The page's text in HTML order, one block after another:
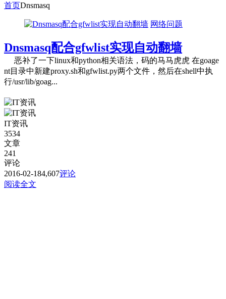
首页Dnsmasq
网络问题
Dnsmasq配合gfwlist实现自动翻墙
恶补了一下linux和python相关语法，码的马马虎虎 在goage
nt目录中新建proxy.sh和gfwlist.py两个文件，然后在shell中执
行/usr/lib/goag...
IT资讯
3534
文章
241
评论
2016-02-184,607评论
阅读全文